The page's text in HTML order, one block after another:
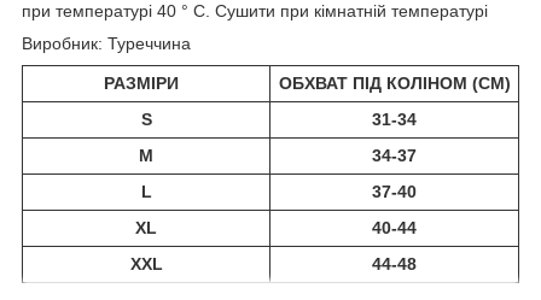
при температурі 40 ° C. Сушити при кімнатній температурі
Виробник: Туреччина
РАЗМІРИ
ОБХВАТ ПІД КОЛІНОМ (CM)
S
31-34
M
34-37
L
37-40
XL
40-44
XXL
44-48